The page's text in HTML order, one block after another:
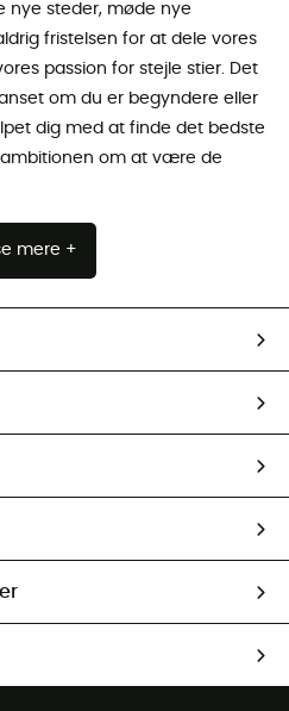
nye steder, møde nye
fristelsen for at dele vores
passion for stejle stier. Det
om du er begyndere eller
dig med at finde det bedste
om at være de
mere +